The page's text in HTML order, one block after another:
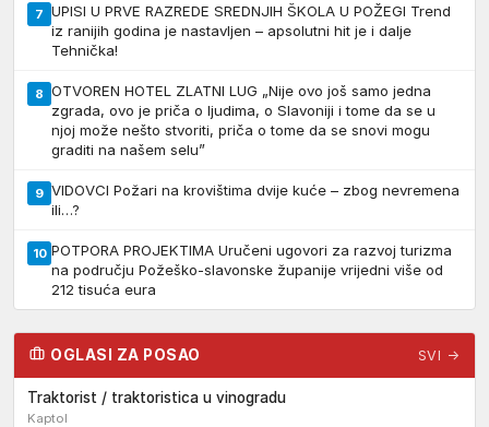
7 UPISI U PRVE RAZREDE SREDNJIH ŠKOLA U POŽEGI Trend
iz ranijih godina je nastavljen – apsolutni hit je i dalje
Tehnička!
8 OTVOREN HOTEL ZLATNI LUG „Nije ovo još samo jedna
zgrada, ovo je priča o ljudima, o Slavoniji i tome da se u
njoj može nešto stvoriti, priča o tome da se snovi mogu
graditi na našem selu”
9 VIDOVCI Požari na krovištima dvije kuće – zbog nevremena
ili…?
10 POTPORA PROJEKTIMA Uručeni ugovori za razvoj turizma
na području Požeško-slavonske županije vrijedni više od
212 tisuća eura
OGLASI ZA POSAO SVI →
Traktorist / traktoristica u vinogradu
Kaptol